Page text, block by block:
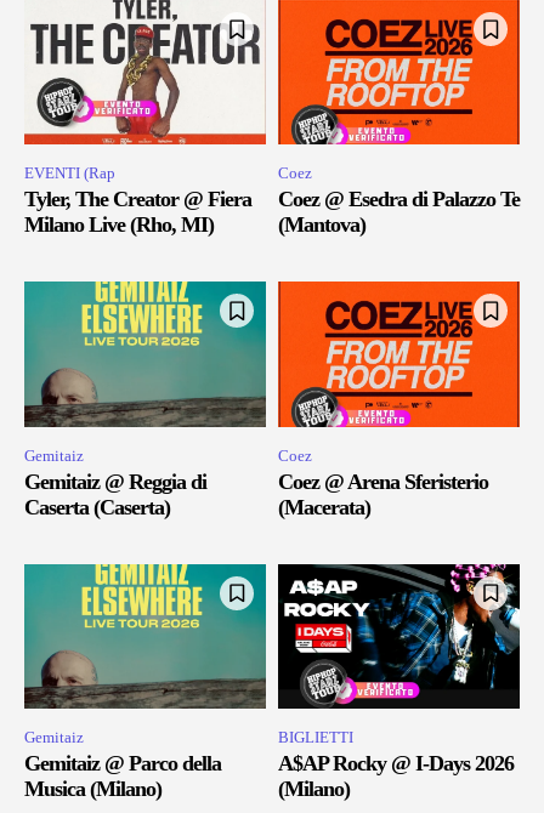
EVENTI (Rap
Tyler, The Creator @ Fiera
Milano Live (Rho, MI)
Coez
Coez @ Esedra di Palazzo Te
(Mantova)
Gemitaiz
Gemitaiz @ Reggia di
Caserta (Caserta)
Coez
Coez @ Arena Sferisterio
(Macerata)
Gemitaiz
Gemitaiz @ Parco della
Musica (Milano)
BIGLIETTI
A$AP Rocky @ I-Days 2026
(Milano)